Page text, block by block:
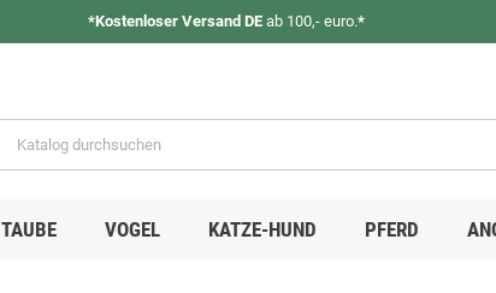
*Kostenloser Versand DE ab 100,- euro.*
TAUBE VOGEL KATZE-HUND PFERD